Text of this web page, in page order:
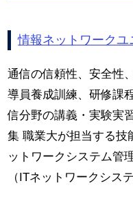
情報ネットワークユ
通信の信頼性、安全性
導員養成訓練、研修課
信分野の講義・実験実
集 職業大が担当する技
ットワークシステム管
（ITネットワークシス